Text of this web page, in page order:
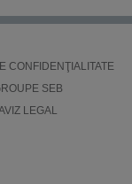
CONFIDENŢIALITATE
SEB
LEGAL